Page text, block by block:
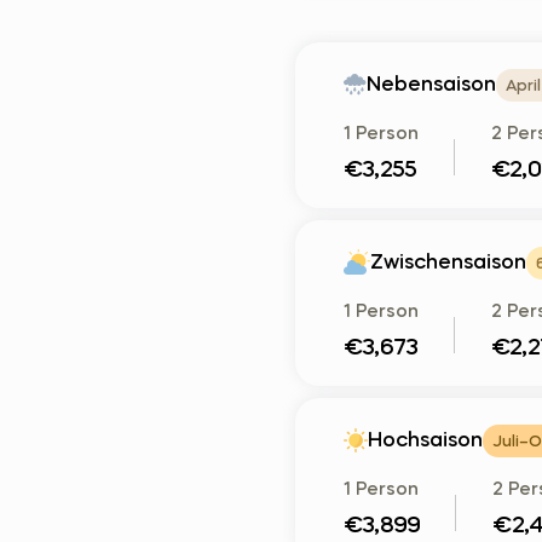
Nebensaison
1 Person
€3,255
2
Zwischensaison
1 Person
€3,673
2
Hochsaison
1 Person
€3,899
2